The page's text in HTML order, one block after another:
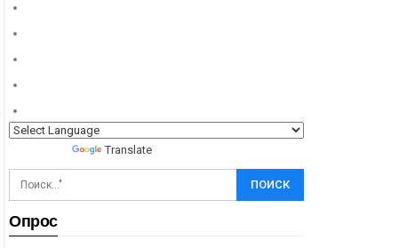
Translate
Опрос